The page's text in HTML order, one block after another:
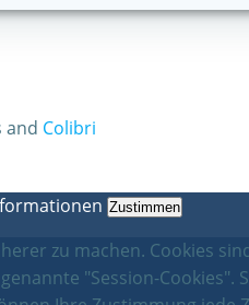
and Colibri
Zustimmen
zu machen. Cookies
"Session-Cookies".